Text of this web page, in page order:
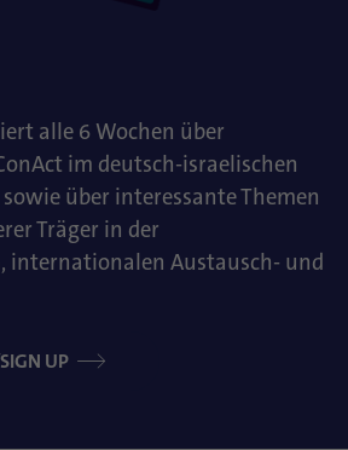
alle 6 Wochen über
im deutsch-israelischen
über interessante Themen
Träger in der
internationalen Austausch- und
UP